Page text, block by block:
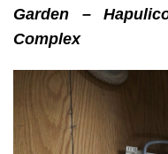
Garden –
Complex